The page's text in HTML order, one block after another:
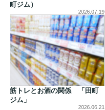
町ジム）
2026.07.19
筋トレとお酒の関係 「田町
ジム」
2026.06.21